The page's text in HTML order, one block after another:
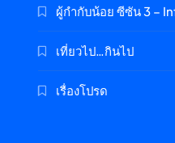
ผู้กำกับน้อย ซีซัน 3 –
เที่ยวไป…กินไป
เรื่องโปรด